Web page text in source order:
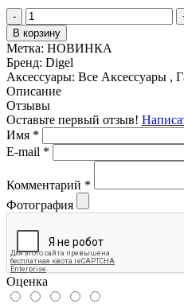
-
В корзину
Метка: НОВИНКА
Бренд: Digel
Аксессуары: Все Аксессуары ,
Описание
Отзывы
Оставьте первый отзыв!
Имя *
E-mail *
Комментарий *
Фотография
Оценка